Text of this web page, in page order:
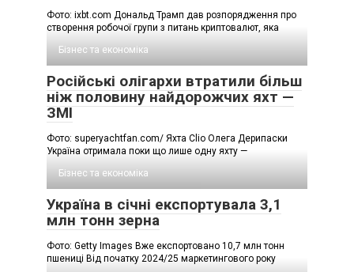
Фото: ixbt.com Дональд Трамп дав розпорядження про
створення робочої групи з питань криптовалют, яка
Бізнес та економіка
Російські олігархи втратили більш
ніж половину найдорожчих яхт —
ЗМІ
Фото: superyachtfan.com/ Яхта Clio Олега Дерипаски
Україна отримала поки що лише одну яхту —
Бізнес та економіка
Україна в січні експортувала 3,1
млн тонн зерна
Фото: Getty Images Вже експортовано 10,7 млн тонн
пшениці Від початку 2024/25 маркетингового року